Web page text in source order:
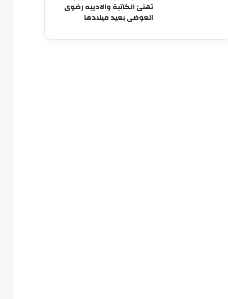
تهنئ الكاتبة والاديبه رضوى
العوضى بعيد ميلادها